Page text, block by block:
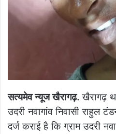
सत्यमेव न्यूज खैरागढ़.खैरागढ़
उदरी नवागांव निवासी राहुल
दर्ज कराई है कि ग्राम उदरी